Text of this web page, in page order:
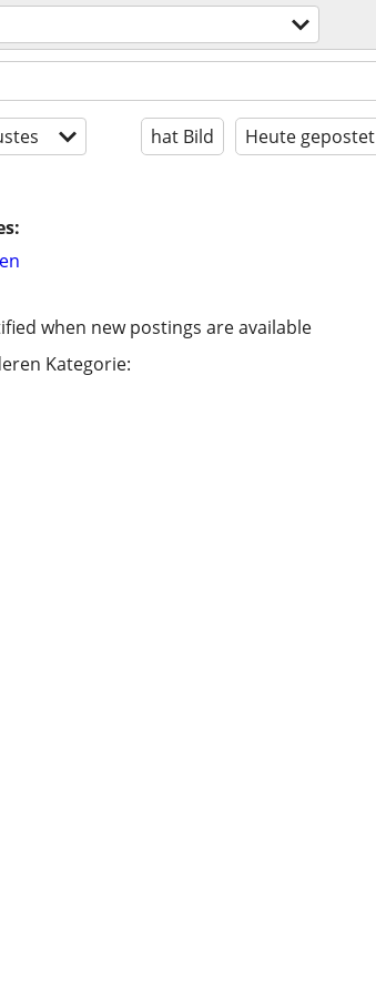
hat Bild Heute gepostet
when new postings are available
Kategorie: